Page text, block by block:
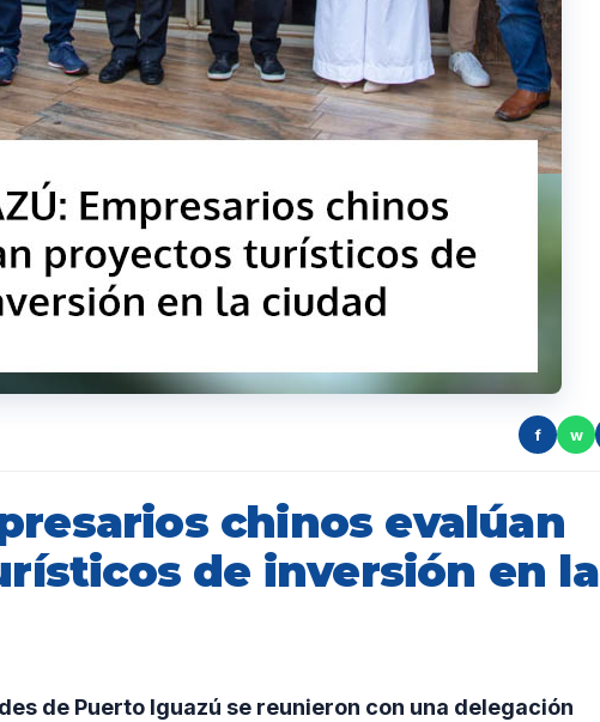
f w
chinos evalúan
de inversión en la
de Puerto Iguazú se reunieron con una delegación